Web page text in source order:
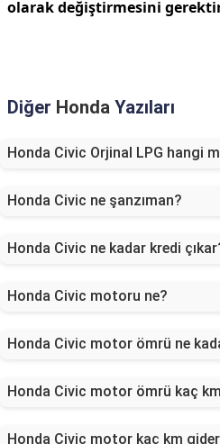
olarak değiştirmesini
Diğer Honda Yazıları
Honda Civic Orjinal LPG hangi
Honda Civic ne şanzıman?
Honda Civic ne kadar kredi
Honda Civic motoru ne?
Honda Civic motor ömrü ne
Honda Civic motor ömrü kaç
Honda Civic motor kaç km